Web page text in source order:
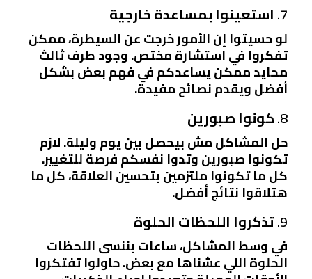
7. استعينوا بمساعدة خارجية
لو حسيتوا إن الأمور خرجت عن السيطرة، ممكن
تفكروا في استشارة مختص. وجود طرف ثالث
محايد ممكن يساعدكم في فهم بعض بشكل
أفضل ويقدم نصائح مفيدة.
8. كونوا صبورين
حل المشاكل مش بيحصل بين يوم وليلة. لازم
تكونوا صبورين وتدوا نفسكم فرصة للتغيير.
كل ما تكونوا ملتزمين بتحسين العلاقة، كل ما
هتلاقوا نتائج أفضل.
9. تذكروا اللحظات الحلوة
في وسط المشاكل، ساعات بننسى اللحظات
الحلوة اللي عشناها مع بعض. حاولوا تفتكروا